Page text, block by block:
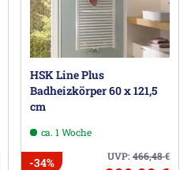
HSK Line Plus
Badheizkörper 60 x 121,5
cm
ca. 1 Woche
UVP:466,48€
-34%